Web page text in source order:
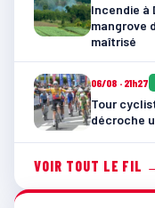
Incendie à
mangrove
maîtrisé
06/08 · 21h27
Tour
décroche
VOIR TOUT LE FIL